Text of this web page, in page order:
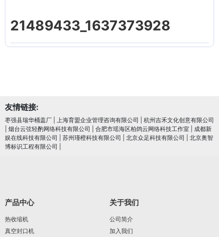
21489433_1637373928
友情链接:
枣强县瑞华桶盖厂 上海育盟企业管理咨询有限公司
杭州吉禾文化创意有限公司
烟台云弦轻酌网络科技有限公司 合肥市瑶海区柏鸽云网络科技工作室
成都新
娱在线科技有限公司
苏州瑾橙科技有限公司 北京众足科技有限公司
北京奥智
博标识工程有限公司
产品中心
热收缩机
真空封口机
关于我们
公司简介
加入我们